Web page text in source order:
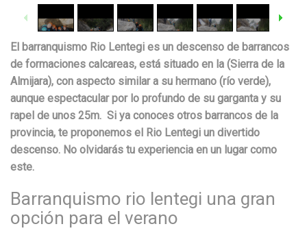
El barranquismo Rio Lentegi es un descenso de barrancos
de formaciones calcareas, está situado en la (Sierra de la
Almijara), con aspecto similar a su hermano (río verde),
aunque espectacular por lo profundo de su garganta y su
rapel de unos 25m. Si ya conoces otros barrancos de la
provincia, te proponemos el Rio Lentegi un divertido
descenso. No olvidarás tu experiencia en un lugar como
este.
Barranquismo rio lentegi una gran
opción para el verano